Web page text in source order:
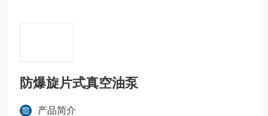
防爆旋片式真空油泵
产品简介